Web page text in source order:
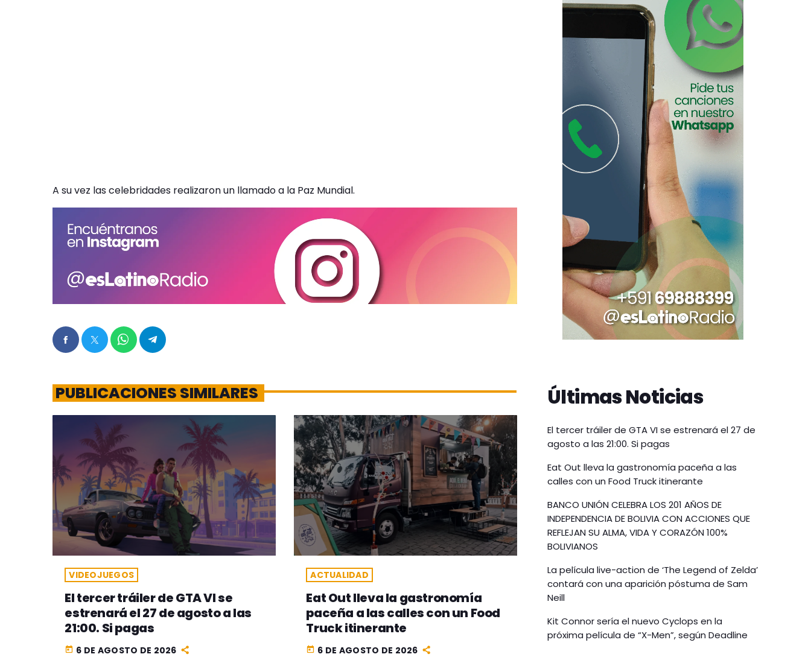
A su vez las celebridades realizaron un llamado a la Paz Mundial.
PUBLICACIONES SIMILARES
VIDEOJUEGOS
El tercer tráiler de GTA VI se
estrenará el 27 de agosto a las
21:00. Si pagas
today 6 DE AGOSTO DE 2026
ACTUALIDAD
Eat Out lleva la gastronomía
paceña a las calles con un Food
Truck itinerante
today 6 DE AGOSTO DE 2026
Últimas Noticias
El tercer tráiler de GTA VI se estrenará el 27 de
agosto a las 21:00. Si pagas
Eat Out lleva la gastronomía paceña a las
calles con un Food Truck itinerante
BANCO UNIÓN CELEBRA LOS 201 AÑOS DE
INDEPENDENCIA DE BOLIVIA CON ACCIONES QUE
REFLEJAN SU ALMA, VIDA Y CORAZÓN 100%
BOLIVIANOS
La película live-action de ‘The Legend of Zelda’
contará con una aparición póstuma de Sam
Neill
Kit Connor sería el nuevo Cyclops en la
próxima película de “X-Men”, según Deadline